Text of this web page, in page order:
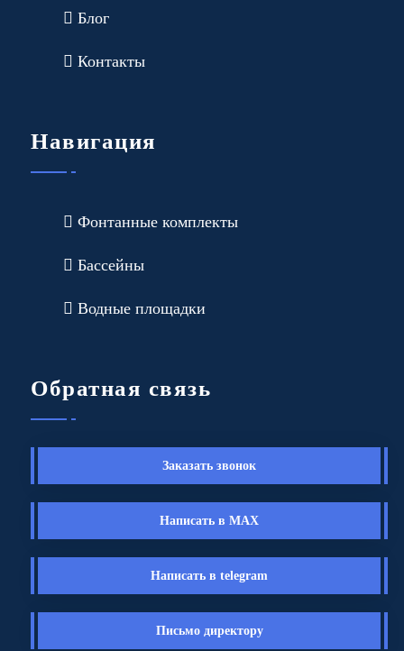
Блог
Контакты
Навигация
Фонтанные комплекты
Бассейны
Водные площадки
Обратная связь
Заказать звонок
Написать в MAX
Написать в telegram
Письмо директору